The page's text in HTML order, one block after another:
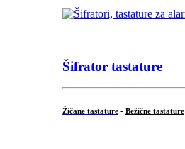
Šifrator tastature
Žičane tastature - Bežične tastature